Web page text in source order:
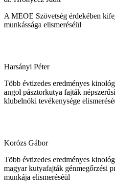
A MEOE Szövetség érdekében
munkássága elismeréséül
Harsányi Péter
Több évtizedes eredményes
angol pásztorkutya fajták
klubelnöki tevékenysége
Korózs Gábor
Több évtizedes eredményes
magyar kutyafajták génmegőrzési
munkája elismeréséül